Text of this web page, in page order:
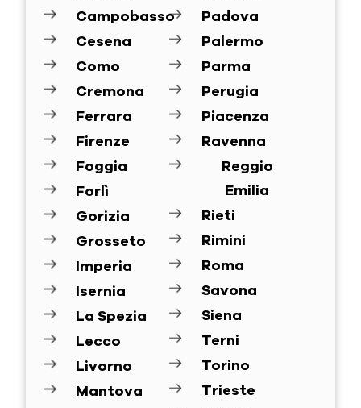
Campobasso
Cesena
Como
Cremona
Ferrara
Firenze
Foggia
Forlì
Gorizia
Grosseto
Imperia
Isernia
La Spezia
Lecco
Livorno
Mantova
Padova
Palermo
Parma
Perugia
Piacenza
Ravenna
Reggio
Emilia
Rieti
Rimini
Roma
Savona
Siena
Terni
Torino
Trieste